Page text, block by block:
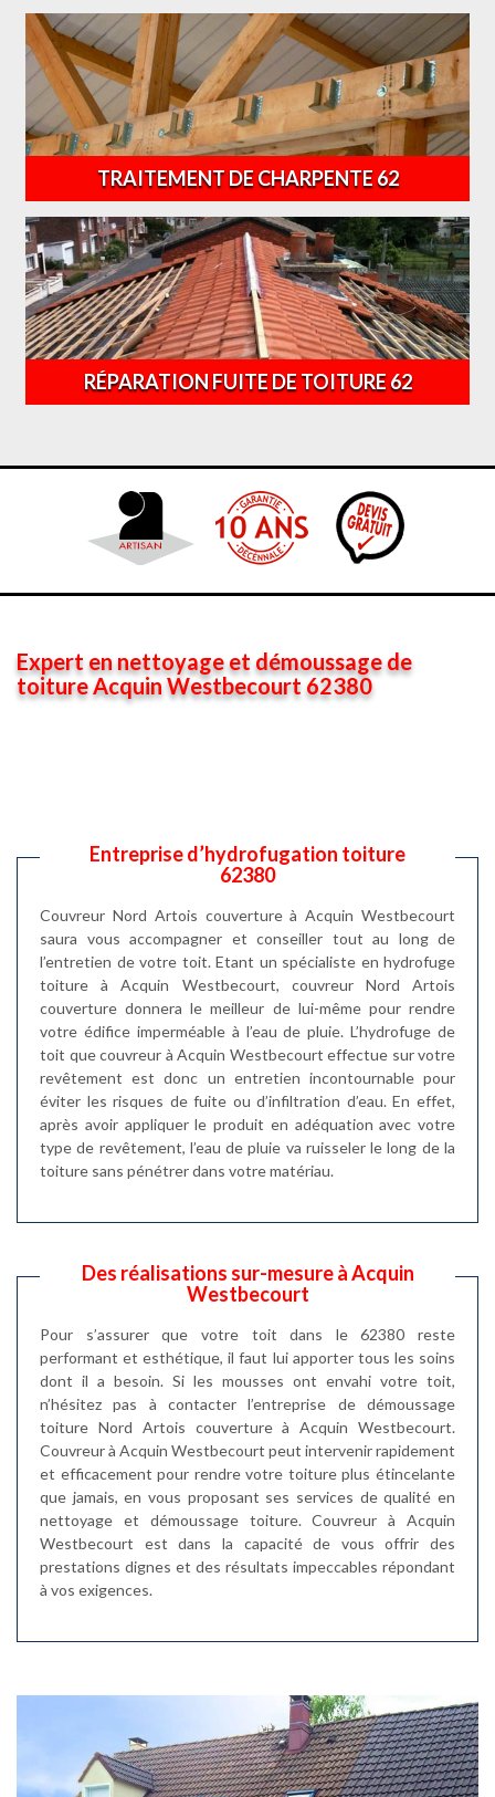
TRAITEMENT DE CHARPENTE 62
RÉPARATION FUITE DE TOITURE 62
Expert en nettoyage et démoussage de
toiture Acquin Westbecourt 62380
Entreprise d’hydrofugation toiture
62380
Couvreur Nord Artois couverture à Acquin Westbecourt
saura vous accompagner et conseiller tout au long de
l’entretien de votre toit. Etant un spécialiste en hydrofuge
toiture à Acquin Westbecourt, couvreur Nord Artois
couverture donnera le meilleur de lui-même pour rendre
votre édifice imperméable à l’eau de pluie. L’hydrofuge de
toit que couvreur à Acquin Westbecourt effectue sur votre
revêtement est donc un entretien incontournable pour
éviter les risques de fuite ou d’infiltration d’eau. En effet,
après avoir appliquer le produit en adéquation avec votre
type de revêtement, l’eau de pluie va ruisseler le long de la
toiture sans pénétrer dans votre matériau.
Des réalisations sur-mesure à Acquin
Westbecourt
Pour s’assurer que votre toit dans le 62380 reste
performant et esthétique, il faut lui apporter tous les soins
dont il a besoin. Si les mousses ont envahi votre toit,
n’hésitez pas à contacter l’entreprise de démoussage
toiture Nord Artois couverture à Acquin Westbecourt.
Couvreur à Acquin Westbecourt peut intervenir rapidement
et efficacement pour rendre votre toiture plus étincelante
que jamais, en vous proposant ses services de qualité en
nettoyage et démoussage toiture. Couvreur à Acquin
Westbecourt est dans la capacité de vous offrir des
prestations dignes et des résultats impeccables répondant
à vos exigences.